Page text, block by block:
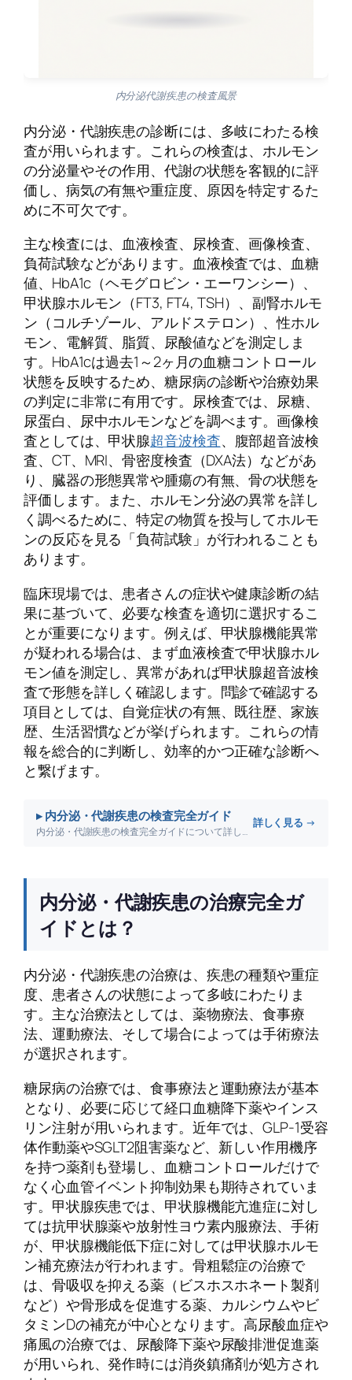
内分泌代謝疾患の検査風景
内分泌・代謝疾患の診断には、多岐にわたる検
査が用いられます。これらの検査は、ホルモン
の分泌量やその作用、代謝の状態を客観的に評
価し、病気の有無や重症度、原因を特定するた
めに不可欠です。
主な検査には、血液検査、尿検査、画像検査、
負荷試験などがあります。血液検査では、血糖
値、HbA1c（ヘモグロビン・エーワンシー）、
甲状腺ホルモン（FT3, FT4, TSH）、副腎ホルモ
ン（コルチゾール、アルドステロン）、性ホル
モン、電解質、脂質、尿酸値などを測定しま
す。HbA1cは過去1～2ヶ月の血糖コントロール
状態を反映するため、糖尿病の診断や治療効果
の判定に非常に有用です。尿検査では、尿糖、
尿蛋白、尿中ホルモンなどを調べます。画像検
査としては、甲状腺超音波検査、腹部超音波検
査、CT、MRI、骨密度検査（DXA法）などがあ
り、臓器の形態異常や腫瘍の有無、骨の状態を
評価します。また、ホルモン分泌の異常を詳し
く調べるために、特定の物質を投与してホルモ
ンの反応を見る「負荷試験」が行われることも
あります。
臨床現場では、患者さんの症状や健康診断の結
果に基づいて、必要な検査を適切に選択するこ
とが重要になります。例えば、甲状腺機能異常
が疑われる場合は、まず血液検査で甲状腺ホル
モン値を測定し、異常があれば甲状腺超音波検
査で形態を詳しく確認します。問診で確認する
項目としては、自覚症状の有無、既往歴、家族
歴、生活習慣などが挙げられます。これらの情
報を総合的に判断し、効率的かつ正確な診断へ
と繋げます。
▸ 内分泌・代謝疾患の検査完全ガイド
内分泌・代謝疾患の検査完全ガイドについて詳しく解説します。
詳しく見る →
内分泌・代謝疾患の治療完全ガ
イドとは？
内分泌・代謝疾患の治療は、疾患の種類や重症
度、患者さんの状態によって多岐にわたりま
す。主な治療法としては、薬物療法、食事療
法、運動療法、そして場合によっては手術療法
が選択されます。
糖尿病の治療では、食事療法と運動療法が基本
となり、必要に応じて経口血糖降下薬やインス
リン注射が用いられます。近年では、GLP-1受容
体作動薬やSGLT2阻害薬など、新しい作用機序
を持つ薬剤も登場し、血糖コントロールだけで
なく心血管イベント抑制効果も期待されていま
す。甲状腺疾患では、甲状腺機能亢進症に対し
ては抗甲状腺薬や放射性ヨウ素内服療法、手術
が、甲状腺機能低下症に対しては甲状腺ホルモ
ン補充療法が行われます。骨粗鬆症の治療で
は、骨吸収を抑える薬（ビスホスホネート製剤
など）や骨形成を促進する薬、カルシウムやビ
タミンDの補充が中心となります。高尿酸血症や
痛風の治療では、尿酸降下薬や尿酸排泄促進薬
が用いられ、発作時には消炎鎮痛剤が処方され